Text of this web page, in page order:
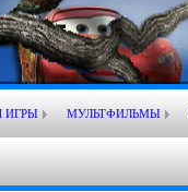
ИГРЫ МУЛЬТФИЛЬМЫ